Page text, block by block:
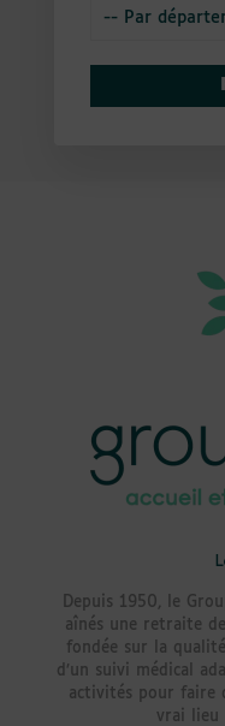
Depuis 1950, le
aînés une retraite
fondée sur la
d’un suivi médical
activités pour faire
vrai lieu